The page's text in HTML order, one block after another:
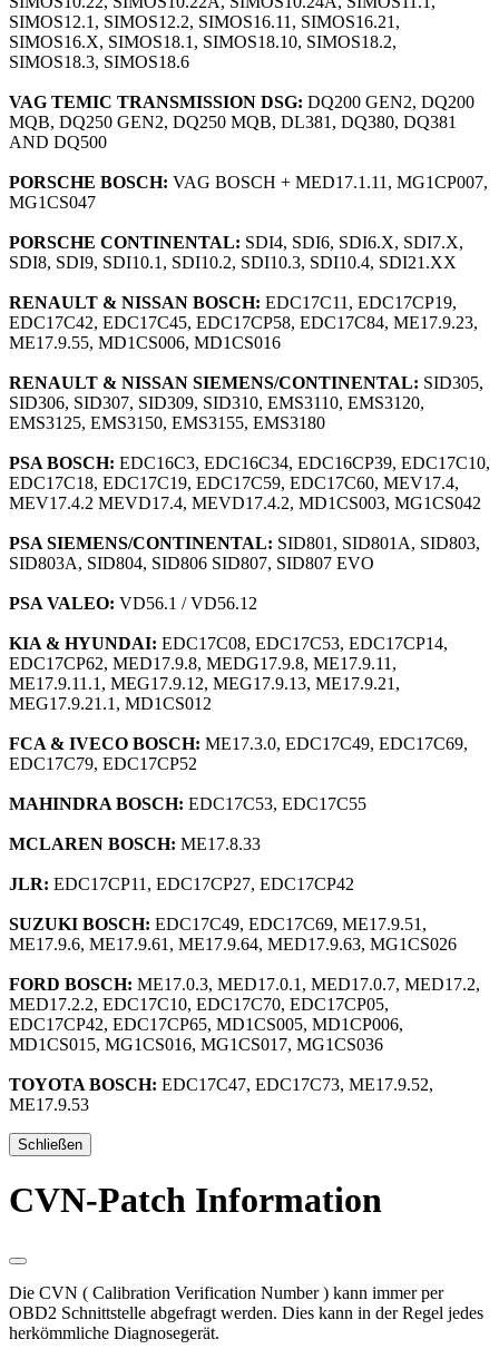
SIMOS12.1, SIMOS12.2, SIMOS16.11, SIMOS16.21,
SIMOS16.X, SIMOS18.1, SIMOS18.10, SIMOS18.2,
SIMOS18.3, SIMOS18.6
VAG TEMIC TRANSMISSION DSG: DQ200 GEN2, DQ200
MQB, DQ250 GEN2, DQ250 MQB, DL381, DQ380, DQ381
AND DQ500
PORSCHE BOSCH: VAG BOSCH + MED17.1.11, MG1CP007,
MG1CS047
PORSCHE CONTINENTAL: SDI4, SDI6, SDI6.X, SDI7.X,
SDI8, SDI9, SDI10.1, SDI10.2, SDI10.3, SDI10.4, SDI21.XX
RENAULT & NISSAN BOSCH: EDC17C11, EDC17CP19,
EDC17C42, EDC17C45, EDC17CP58, EDC17C84, ME17.9.23,
ME17.9.55, MD1CS006, MD1CS016
RENAULT & NISSAN SIEMENS/CONTINENTAL: SID305,
SID306, SID307, SID309, SID310, EMS3110, EMS3120,
EMS3125, EMS3150, EMS3155, EMS3180
PSA BOSCH: EDC16C3, EDC16C34, EDC16CP39, EDC17C10,
EDC17C18, EDC17C19, EDC17C59, EDC17C60, MEV17.4,
MEV17.4.2 MEVD17.4, MEVD17.4.2, MD1CS003, MG1CS042
PSA SIEMENS/CONTINENTAL: SID801, SID801A, SID803,
SID803A, SID804, SID806 SID807, SID807 EVO
PSA VALEO: VD56.1 / VD56.12
KIA & HYUNDAI: EDC17C08, EDC17C53, EDC17CP14,
EDC17CP62, MED17.9.8, MEDG17.9.8, ME17.9.11,
ME17.9.11.1, MEG17.9.12, MEG17.9.13, ME17.9.21,
MEG17.9.21.1, MD1CS012
FCA & IVECO BOSCH: ME17.3.0, EDC17C49, EDC17C69,
EDC17C79, EDC17CP52
MAHINDRA BOSCH: EDC17C53, EDC17C55
MCLAREN BOSCH: ME17.8.33
JLR: EDC17CP11, EDC17CP27, EDC17CP42
SUZUKI BOSCH: EDC17C49, EDC17C69, ME17.9.51,
ME17.9.6, ME17.9.61, ME17.9.64, MED17.9.63, MG1CS026
FORD BOSCH: ME17.0.3, MED17.0.1, MED17.0.7, MED17.2,
MED17.2.2, EDC17C10, EDC17C70, EDC17CP05,
EDC17CP42, EDC17CP65, MD1CS005, MD1CP006,
MD1CS015, MG1CS016, MG1CS017, MG1CS036
TOYOTA BOSCH: EDC17C47, EDC17C73, ME17.9.52,
ME17.9.53
Schließen
CVN-Patch Information
Die CVN ( Calibration Verification Number ) kann immer per
OBD2 Schnittstelle abgefragt werden. Dies kann in der Regel jedes
herkömmliche Diagnosegerät.